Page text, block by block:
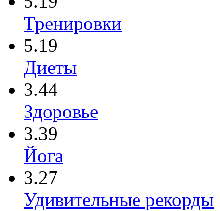
Тренировки
5.19
Диеты
3.44
Здоровье
3.39
Йога
3.27
Удивительные рекорды